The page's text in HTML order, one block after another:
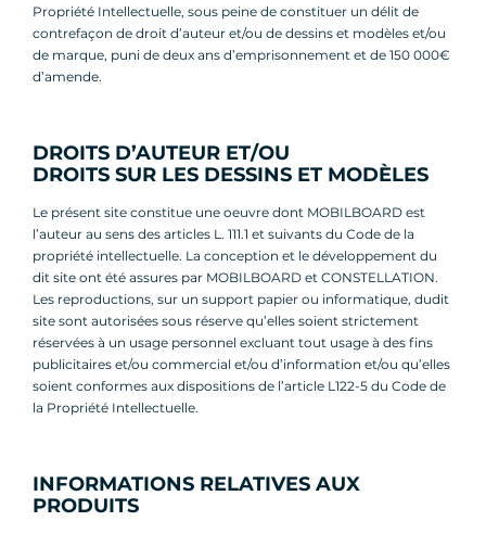
Propriété Intellectuelle, sous peine de constituer un délit de
contrefaçon de droit d’auteur et/ou de dessins et modèles et/ou
de marque, puni de deux ans d’emprisonnement et de 150 000€
d’amende.
DROITS D’AUTEUR ET/OU
DROITS SUR LES DESSINS ET MODÈLES
Le présent site constitue une oeuvre dont MOBILBOARD est
l’auteur au sens des articles L. 111.1 et suivants du Code de la
propriété intellectuelle. La conception et le développement du
dit site ont été assures par MOBILBOARD et CONSTELLATION.
Les reproductions, sur un support papier ou informatique, dudit
site sont autorisées sous réserve qu’elles soient strictement
réservées à un usage personnel excluant tout usage à des fins
publicitaires et/ou commercial et/ou d’information et/ou qu’elles
soient conformes aux dispositions de l’article L122-5 du Code de
la Propriété Intellectuelle.
INFORMATIONS RELATIVES AUX
PRODUITS